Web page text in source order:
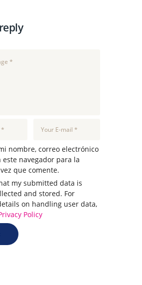
nombre, correo electrónico
este navegador para la
que comente.
my submitted data is
and stored. For
on handling user data,
Policy